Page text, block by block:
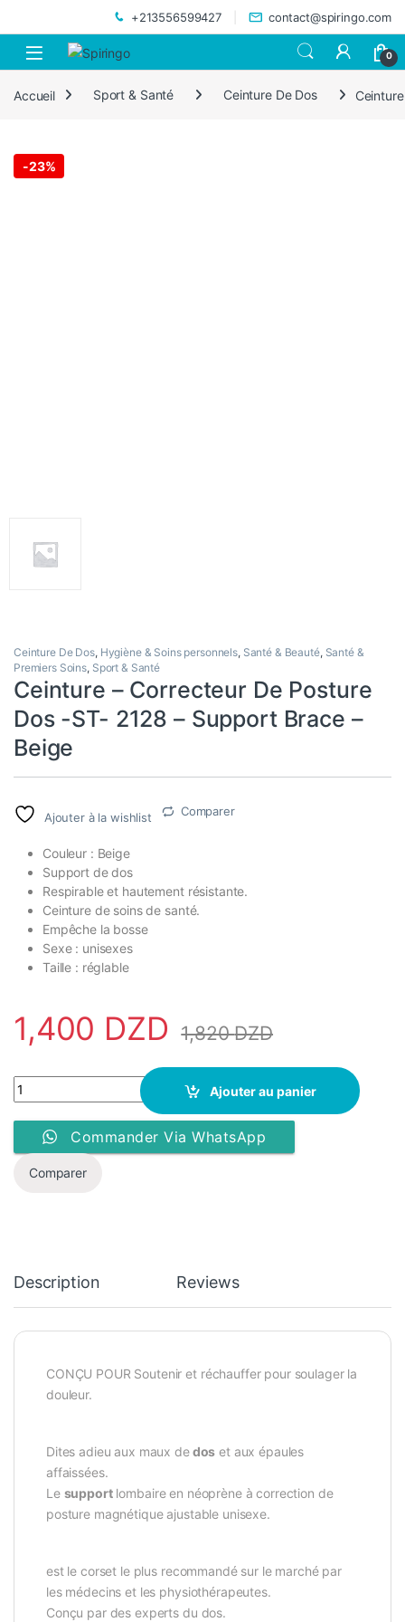
+213556599427 contact@spiringo.com
0
Accueil Sport & Santé Ceinture De Dos
-23%
Ceinture De Dos, Hygiène & Soins personnels, Santé & Beauté, Santé &
Premiers Soins, Sport & Santé
Ceinture – Correcteur De Posture
Dos -ST- 2128 – Support Brace –
Beige
Ajouter à la wishlist Comparer
Couleur : Beige
Support de dos
Respirable et hautement résistante.
Ceinture de soins de santé.
Empêche la bosse
Sexe : unisexes
Taille : réglable
1,400 DZD 1,820DZD
Ceinture - Correcteur De Posture Dos -ST- 2128 - Support
Ajouter au panier
Commander Via WhatsApp
Comparer
Description Reviews
CONÇU POUR Soutenir et réchauffer pour soulager la
douleur.
Dites adieu aux maux dedos et aux épaules
affaissées.
Le supportlombaire en néoprène à correction de
posture magnétique ajustable unisexe.
est le corset le plus recommandé sur le marché par
les médecins et les physiothérapeutes.
Conçu par des experts du dos.